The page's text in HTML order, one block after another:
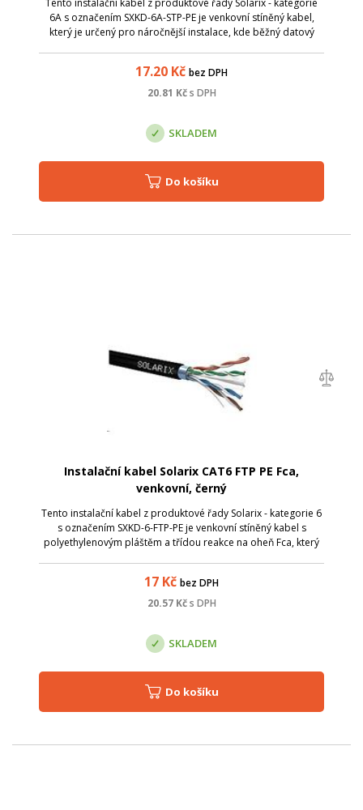
Tento instalační kabel z produktové řady Solarix - kategorie
6A s označením SXKD-6A-STP-PE je venkovní stíněný kabel,
který je určený pro náročnější instalace, kde běžný datový
17.20 Kč bez DPH
20.81 Kč s DPH
SKLADEM
Do košíku
Instalační kabel Solarix CAT6 FTP PE Fca,
venkovní, černý
Tento instalační kabel z produktové řady Solarix - kategorie 6
s označením SXKD-6-FTP-PE je venkovní stíněný kabel s
polyethylenovým pláštěm a třídou reakce na oheň Fca, který
17 Kč bez DPH
20.57Kč s DPH
SKLADEM
Do košíku